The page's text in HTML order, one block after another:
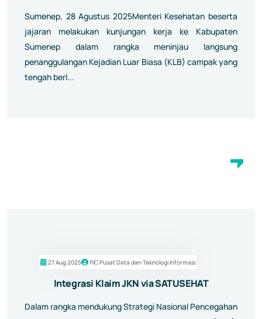
Sumenep, 28 Agustus 2025Menteri Kesehatan beserta
jajaran melakukan kunjungan kerja ke Kabupaten
Sumenep dalam rangka meninjau langsung
penanggulangan Kejadian Luar Biasa (KLB) campak yang
tengah berl...
27 Aug 2025 PIC Pusat Data dan Teknologi Informasi
Integrasi Klaim JKN via SATUSEHAT
Dalam rangka mendukung Strategi Nasional Pencegahan